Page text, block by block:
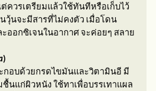
ควรเตรียมแล้วใช้ทันทีหรือเก็บไว้
นวุ้นจะมีสารที่ไม่คงตัว เมื่อโดน
ออกซิเจนในอากาศ จะค่อยๆ สลาย
)
บด้วยกรดไขมันและวิตามินอี มี
นแก่ผิวหนัง ใช้ทาเพื่อบรรเทาแผล